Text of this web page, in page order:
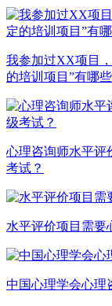
我参加过XX项目
的培训项目”有哪些
心理咨询师水平评
考试？
水平评价项目需要
中国心理学会心理